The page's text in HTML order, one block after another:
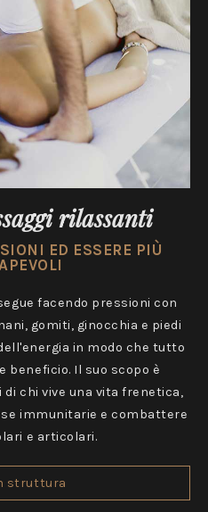
rilassanti
ED ESSERE PIÙ
facendo pressioni con
gomiti, ginocchia e piedi
in modo che tutto
beneficio. Il suo scopo è
chi vive una vita frenetica,
immunitarie e combattere
e articolari.
struttura